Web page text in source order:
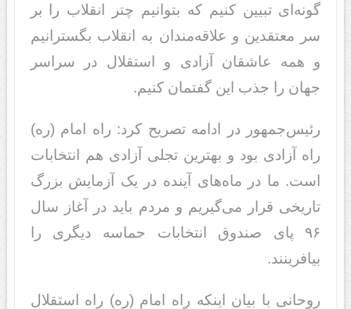
گونه‌ای تبیین کنیم که بتوانیم چتر انقلاب را بر
سر معتقدین و علاقه‌مندان به انقلاب بگسترانیم
و همه عاشقان آزادی و استقلال در سراسر
جهان را جذب این گفتمان کنیم.
رئیس‌جمهور در ادامه تصریح کرد: راه امام (ره)
راه آزادی بود و بهترین تجلی آزادی هم انتخابات
است. ما در ماه‌های آینده در یک آزمایش بزرگ
تاریخی قرار می‌گیریم و مردم باید در آغاز سال
۹۶ پای صندوق انتخابات حماسه دیگری را
بیافرینند.
روحانی با بیان اینکه راه امام (ره) راه استقلال